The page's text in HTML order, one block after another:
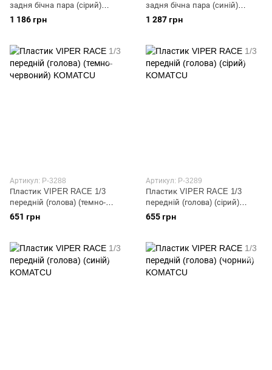
задня бічна пара (сірий)
KOMATCU
1 186 грн
задня бічна пара (синій)
KOMATCU
1 287 грн
Артикул: P-3288
Пластик VIPER RACE 1/3
передній (голова) (темно-
червоний) KOMATCU
651 грн
Артикул: P-3289
Пластик VIPER RACE 1/3
передній (голова) (сірий)
KOMATCU
655 грн